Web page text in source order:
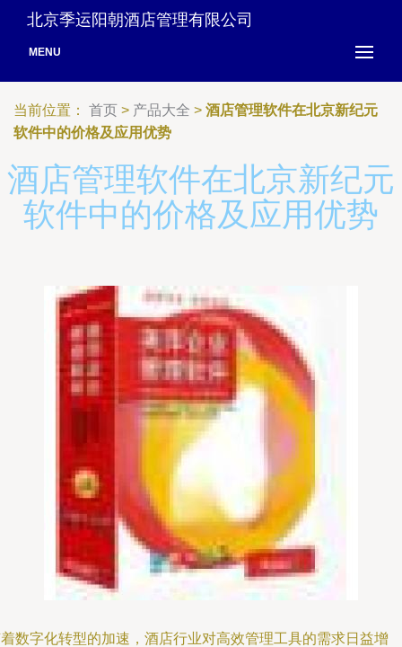
北京季运阳朝酒店管理有限公司
MENU
当前位置： 首页 > 产品大全 > 酒店管理软件在北京新纪元
软件中的价格及应用优势
酒店管理软件在北京新纪元
软件中的价格及应用优势
数字化转型的加速，酒店行业对高效管理工具的需求日益增